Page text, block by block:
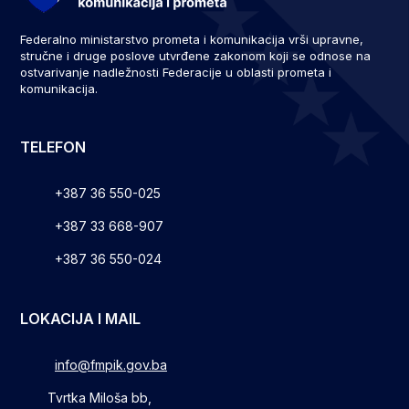
Federalno ministarstvo prometa i komunikacija vrši upravne,
stručne i druge poslove utvrđene zakonom koji se odnose na
ostvarivanje nadležnosti Federacije u oblasti prometa i
komunikacija.
TELEFON
+387 36 550-025
+387 33 668-907
+387 36 550-024
LOKACIJA I MAIL
info@fmpik.gov.ba
Tvrtka Miloša bb,